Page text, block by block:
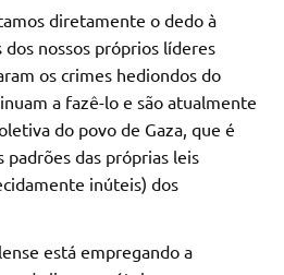
diretamente o dedo à
nossos próprios líderes
os crimes hediondos do
a fazê-lo e são atualmente
do povo de Gaza, que é
padrões das próprias leis
inúteis) dos
está empregando a